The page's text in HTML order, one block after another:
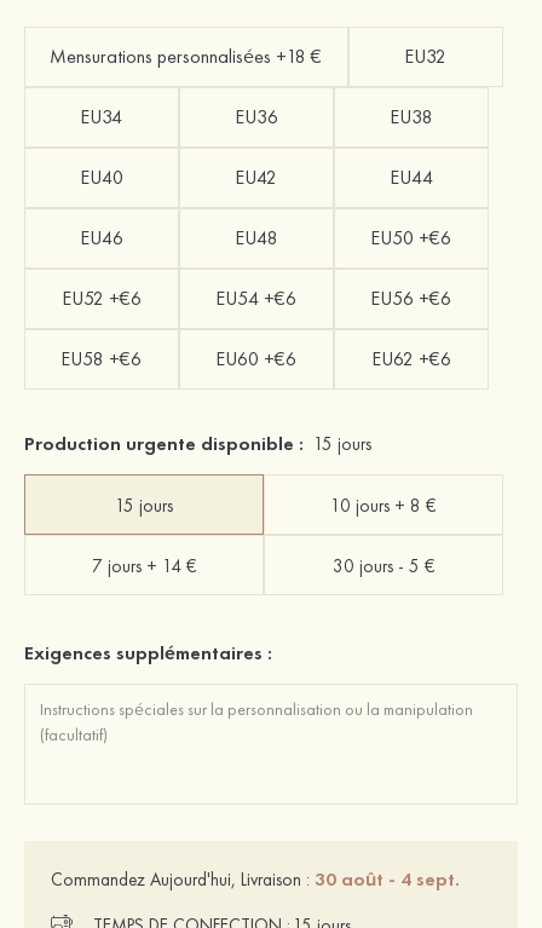
Mensurations personnalisées +18 € EU32
EU34 EU36 EU38
EU40 EU42 EU44
EU46 EU48 EU50 +€6
EU52 +€6 EU54 +€6 EU56 +€6
EU58 +€6 EU60 +€6 EU62 +€6
Production urgente disponible : 15 jours
15 jours 10 jours + 8 €
7 jours + 14 € 30 jours - 5 €
Exigences supplémentaires :
Commandez Aujourd'hui, Livraison : 30 août - 4 sept.